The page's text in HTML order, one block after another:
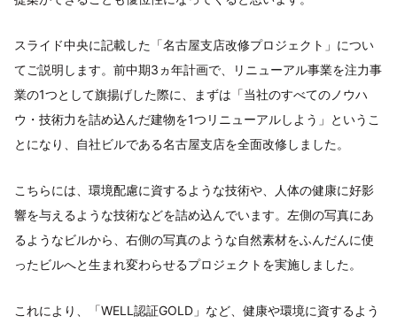
スライド中央に記載した「名古屋支店改修プロジェクト」につい
てご説明します。前中期3ヵ年計画で、リニューアル事業を注力事
業の1つとして旗揚げした際に、まずは「当社のすべてのノウハ
ウ・技術力を詰め込んだ建物を1つリニューアルしよう」というこ
とになり、自社ビルである名古屋支店を全面改修しました。
こちらには、環境配慮に資するような技術や、人体の健康に好影
響を与えるような技術などを詰め込んでいます。左側の写真にあ
るようなビルから、右側の写真のような自然素材をふんだんに使
ったビルへと生まれ変わらせるプロジェクトを実施しました。
これにより、「WELL認証GOLD」など、健康や環境に資するよう